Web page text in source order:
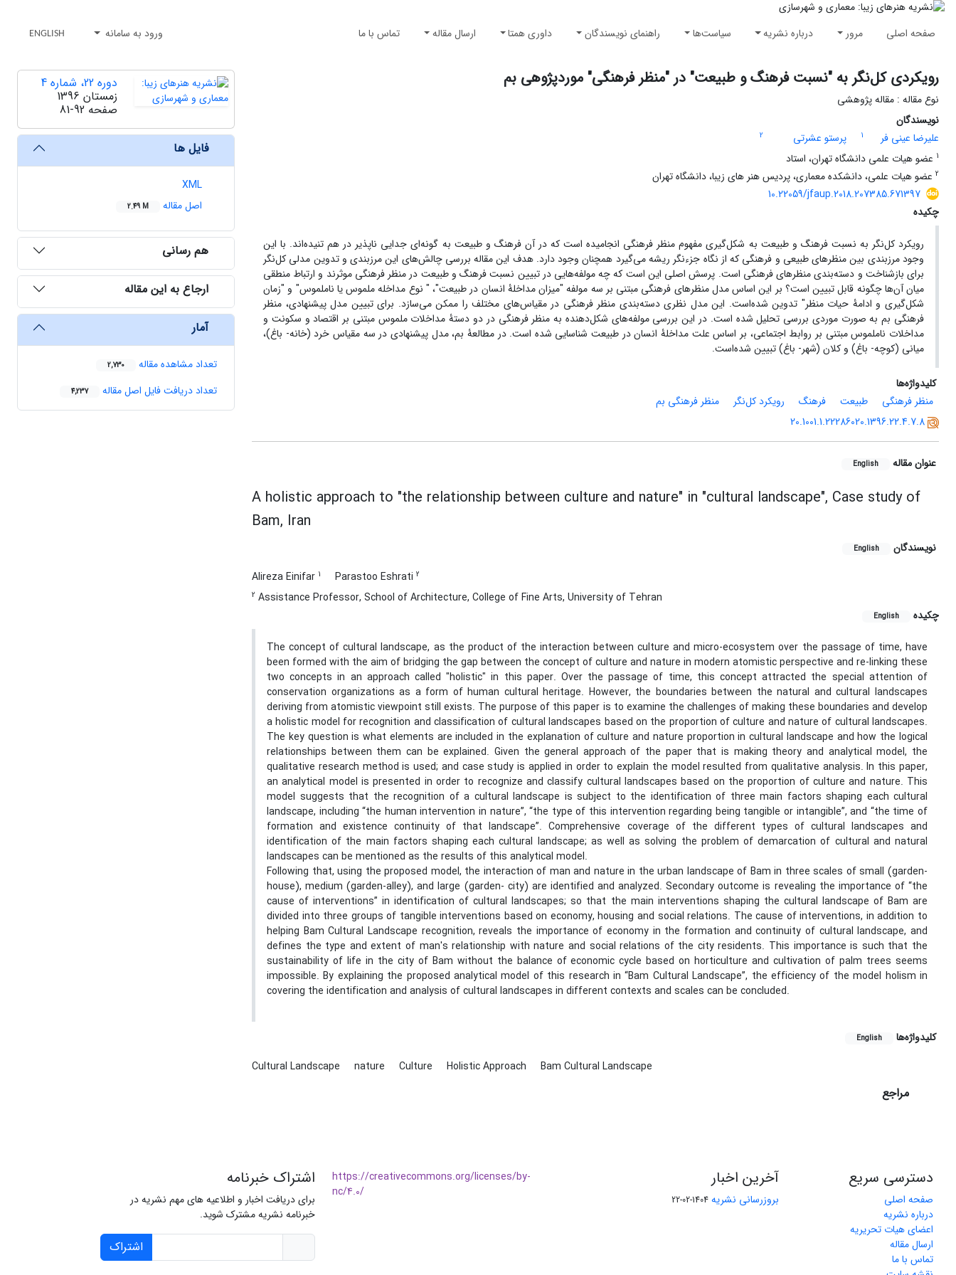
صفحه اصلی مرور درباره نشریه سیاست‌ها راهنمای نویسندگان داوری همتا ارسال مقاله تماس با ما ورود به سامانه ENGLISH
رویکردی کل‌نگر به "نسبت فرهنگ و طبیعت" در "منظر فرهنگی" موردپژوهی بم
نوع مقاله : مقاله پژوهشی
نویسندگان
علیرضا عینی فر
1 پرستو عشرتی
2
1 عضو هیات علمی دانشگاه تهران، استاد
2 عضو هیات علمی، دانشکده معماری، پردیس هنر های زیبا، دانشگاه تهران
10.22059/jfaup.2018.207385.671397
چکیده
رویکرد کل‌نگر به نسبت فرهنگ و طبیعت به شکل‌گیری مفهوم منظر فرهنگی انجامیده است که در آن فرهنگ و طبیعت به گونه‌ای جدایی‌ ناپذیر در هم تنیده‌اند. با این
وجود مرزبندی بین منظرهای طبیعی و فرهنگی که از نگاه جزءنگر ریشه می‌گیرد همچنان وجود دارد. هدف این مقاله بررسی چالش‌های این مرزبندی و تدوین مدلی کل‌نگر
برای بازشناخت و دسته‌بندی منظر‌های‌ فرهنگی است. پرسش اصلی این است که چه مولفه‌هایی در تبیین نسبت فرهنگ و طبیعت در منظر فرهنگی موثرند و ارتباط منطقی
میان آن‌ها چگونه قابل تبیین است؟ بر این اساس مدل منظرهای فرهنگی مبتنی بر سه مولفه‌ "میزان مداخلۀ انسان در طبیعت"، " نوع مداخله ملموس یا ناملموس" و "زمان
شکل‌گیری و ادامۀ حیات منظر" تدوین شده‌است. این مدل نظری دسته‌بندی منظر فرهنگی در مقیاس‌های مختلف را ممکن می‌سازد. برای تبیین مدل پیشنهادی، منظر
فرهنگی بم به ‌صورت موردی بررسی تحلیل شده است. در این بررسی مولفه‌های شکل‌‌دهنده به منظر فرهنگی در دو دستۀ مداخلات ملموس مبتنی بر اقتصاد و سکونت و
مداخلات ناملموس مبتنی بر روابط اجتماعی، بر اساس علت مداخلۀ انسان در طبیعت شناسایی شده است. در مطالعۀ بم، مدل پیشنهادی در سه مقیاس خرد (خانه- باغ)،
میانی (کوچه- باغ) و کلان (شهر- باغ) تبیین شده‌است.
کلیدواژه‌ها
منظر فرهنگی
طبیعت فرهنگ رویکرد کل‌نگر
منظر فرهنگی بم
20.1001.1.22286020.1396.22.4.7.8
عنوان مقاله English
A holistic approach to "the relationship between culture and nature" in "cultural landscape", Case study of
Bam, Iran
نویسندگان English
Alireza Einifar 1 Parastoo Eshrati 2
2 Assistance Professor, School of Architecture, College of Fine Arts, University of Tehran
چکیده
English
The concept of cultural landscape, as the product of the interaction between culture and micro-ecosystem over the passage of time, have
been formed with the aim of bridging the gap between the concept of culture and nature in modern atomistic perspective and re-linking these
two concepts in an approach called "holistic" in this paper. Over the passage of time, this concept attracted the special attention of
conservation organizations as a form of human cultural heritage. However, the boundaries between the natural and cultural landscapes
deriving from atomistic viewpoint still exists. The purpose of this paper is to examine the challenges of making these boundaries and develop
a holistic model for recognition and classification of cultural landscapes based on the proportion of culture and nature of cultural landscapes.
The key question is what elements are included in the explanation of culture and nature proportion in cultural landscape and how the logical
relationships between them can be explained. Given the general approach of the paper that is making theory and analytical model, the
qualitative research method is used; and case study is applied in order to explain the model resulted from qualitative analysis. In this paper,
an analytical model is presented in order to recognize and classify cultural landscapes based on the proportion of culture and nature. This
model suggests that the recognition of a cultural landscape is subject to the identification of three main factors shaping each cultural
landscape, including “the human intervention in nature”, “the type of this intervention regarding being tangible or intangible”, and “the time of
formation and existence continuity of that landscape”. Comprehensive coverage of the different types of cultural landscapes and
identification of the main factors shaping each cultural landscape; as well as solving the problem of demarcation of cultural and natural
landscapes can be mentioned as the results of this analytical model.
Following that, using the proposed model, the interaction of man and nature in the urban landscape of Bam in three scales of small (garden-
house), medium (garden-alley), and large (garden- city) are identified and analyzed. Secondary outcome is revealing the importance of “the
cause of interventions” in identification of cultural landscapes; so that the main interventions shaping the cultural landscape of Bam are
divided into three groups of tangible interventions based on economy, housing and social relations. The cause of interventions, in addition to
helping Bam Cultural Landscape recognition, reveals the importance of economy in the formation and continuity of cultural landscape, and
defines the type and extent of man's relationship with nature and social relations of the city residents. This importance is such that the
sustainability of life in the city of Bam without the balance of economic cycle based on horticulture and cultivation of palm trees seems
impossible. By explaining the proposed analytical model of this research in “Bam Cultural Landscape”, the efficiency of the model holism in
covering the identification and analysis of cultural landscapes in different contexts and scales can be concluded.
کلیدواژه‌ها English
Cultural Landscape nature Culture Holistic Approach Bam Cultural Landscape
مراجع
دوره 22، شماره 4
زمستان 1396
صفحه 81-92
فایل ها
XML
اصل مقاله
2.49 M
هم رسانی
ارجاع به این مقاله
آمار
تعداد مشاهده مقاله 2,730
تعداد دریافت فایل اصل مقاله 4,237
دسترسی سریع
صفحه اصلی
درباره نشریه
اعضای هیات تحریریه
ارسال مقاله
تماس با ما
آخرین اخبار
بروزرسانی نشریه 1404-02-22
https://creativecommons.org/licenses/by-
nc/4.0/
اشتراک خبرنامه
برای دریافت اخبار و اطلاعیه های مهم نشریه در
خبرنامه نشریه مشترک شوید.
اشتراک